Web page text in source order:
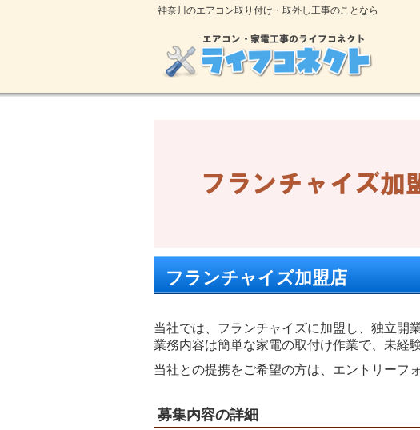
神奈川のエアコン取り付け・取外し工事のことなら
フランチャイズ加盟店
当社では、フランチャイズに加盟し、独立開
業務内容は簡単な家電の取付け作業で、未経
当社との提携をご希望の方は、エントリーフ
募集内容の詳細